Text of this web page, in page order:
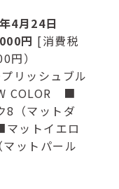
4月24日
円 [消費税
）
リッシュブル
COLOR ■
8（マットダ
ットイエロ
ットパール